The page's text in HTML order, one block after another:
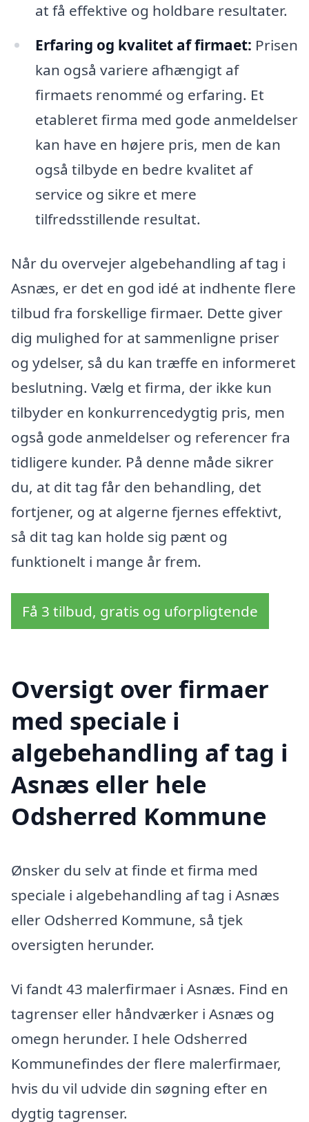
at få effektive og holdbare resultater.
Erfaring og kvalitet af firmaet: Prisen
kan også variere afhængigt af
firmaets renommé og erfaring. Et
etableret firma med gode anmeldelser
kan have en højere pris, men de kan
også tilbyde en bedre kvalitet af
service og sikre et mere
tilfredsstillende resultat.
Når du overvejer algebehandling af tag i
Asnæs, er det en god idé at indhente flere
tilbud fra forskellige firmaer. Dette giver
dig mulighed for at sammenligne priser
og ydelser, så du kan træffe en informeret
beslutning. Vælg et firma, der ikke kun
tilbyder en konkurrencedygtig pris, men
også gode anmeldelser og referencer fra
tidligere kunder. På denne måde sikrer
du, at dit tag får den behandling, det
fortjener, og at algerne fjernes effektivt,
så dit tag kan holde sig pænt og
funktionelt i mange år frem.
Få 3 tilbud, gratis og uforpligtende
Oversigt over firmaer
med speciale i
algebehandling af tag i
Asnæs eller hele
Odsherred Kommune
Ønsker du selv at finde et firma med
speciale i algebehandling af tag i Asnæs
eller Odsherred Kommune, så tjek
oversigten herunder.
Vi fandt 43 malerfirmaer i Asnæs. Find en
tagrenser eller håndværker i Asnæs og
omegn herunder. I hele Odsherred
Kommunefindes der flere malerfirmaer,
hvis du vil udvide din søgning efter en
dygtig tagrenser.